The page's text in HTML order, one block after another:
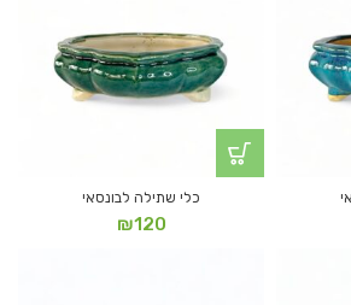
כלי שתילה לבונסאי
₪120